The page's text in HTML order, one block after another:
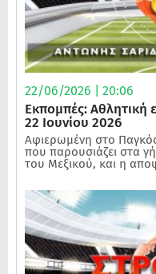
22/06/2026 | 20:06
Εκπομπές:
22 Ιουνίου 2026
Αφιερωμένη στο
που παρουσιάζει στα
του Μεξικού, και η